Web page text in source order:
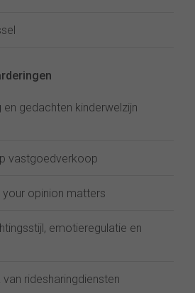
gedachten kinderwelzijn
vastgoedverkoop
opinion matters
emotieregulatie en
ridesharingdiensten